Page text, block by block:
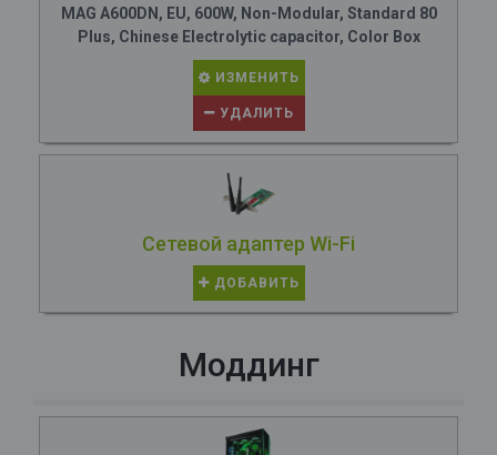
MAG A600DN, EU, 600W, Non-Modular, Standard 80
Plus, Chinese Electrolytic capacitor, Color Box
ИЗМЕНИТЬ
УДАЛИТЬ
Сетевой адаптер Wi-Fi
ДОБАВИТЬ
Моддинг